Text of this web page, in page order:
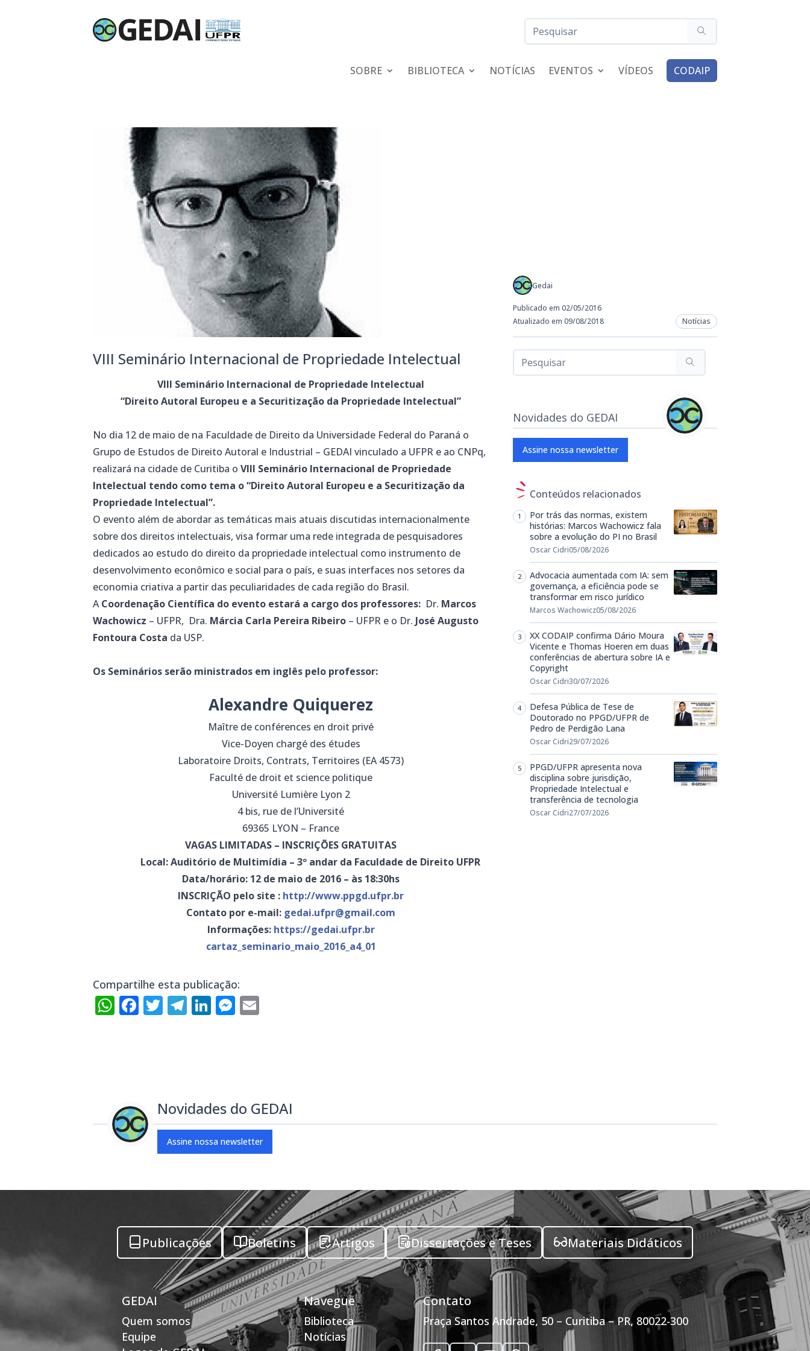
SOBRE BIBLIOTECA NOTÍCIAS EVENTOS VÍDEOS CODAIP
VIII Seminário Internacional de Propriedade Intelectual
VIII Seminário Internacional de Propriedade Intelectual
“Direito Autoral Europeu e a Securitização da Propriedade Intelectual”
No dia 12 de maio de na Faculdade de Direito da Universidade Federal do Paraná o
Grupo de Estudos de Direito Autoral e Industrial – GEDAI vinculado a UFPR e ao CNPq,
realizará na cidade de Curitiba oVIII Seminário Internacional de Propriedade
Intelectual tendo como tema o “Direito Autoral Europeu e a Securitização da
Propriedade Intelectual”.
O evento além de abordar as temáticas mais atuais discutidas internacionalmente
sobre dos direitos intelectuais, visa formar uma rede integrada de pesquisadores
dedicados ao estudo do direito da propriedade intelectual como instrumento de
desenvolvimento econômico e social para o país, e suas interfaces nos setores da
economia criativa a partir das peculiaridades de cada região do Brasil.
ACoordenação Científica do evento estará a cargo dos professores: Dr. Marcos
Wachowicz – UFPR, Dra. Márcia Carla Pereira Ribeiro – UFPR e o Dr. José Augusto
Fontoura Costa da USP.
Os Seminários serão ministrados em inglês pelo professor:
Alexandre Quiquerez
Maître de conférences en droit privé
Vice-Doyen chargé des études
Laboratoire Droits, Contrats, Territoires (EA 4573)
Faculté de droit et science politique
Université Lumière Lyon 2
4 bis, rue de l’Université
69365 LYON – France
VAGAS LIMITADAS – INSCRIÇÕES GRATUITAS
Local: Auditório de Multimídia – 3º andar da Faculdade de Direito UFPR
Data/horário: 12 de maio de 2016 – às 18:30hs
INSCRIÇÃO pelo site : http://www.ppgd.ufpr.br
Contato por e-mail: gedai.ufpr@gmail.com
Informações: https://gedai.ufpr.br
cartaz_seminario_maio_2016_a4_01
Compartilhe esta publicação:
WhatsApp
Facebook
Twitter
Telegram
LinkedIn
Messenger
Gedai
Publicado em 02/05/2016
Atualizado em 09/08/2018
Notícias
Novidades do GEDAI
Assine nossa newsletter
Conteúdos relacionados
Por trás das normas, existem
histórias: Marcos Wachowicz fala
sobre a evolução do PI no Brasil
Oscar Cidri05/08/2026
Advocacia aumentada com IA: sem
governança, a eficiência pode se
transformar em risco jurídico
Marcos Wachowicz05/08/2026
XX CODAIP confirma Dário Moura
Vicente e Thomas Hoeren em duas
conferências de abertura sobre IA e
Copyright
Oscar Cidri30/07/2026
Defesa Pública de Tese de
Doutorado no PPGD/UFPR de
Pedro de Perdigão Lana
Oscar Cidri29/07/2026
PPGD/UFPR apresenta nova
disciplina sobre jurisdição,
Propriedade Intelectual e
transferência de tecnologia
Oscar Cidri27/07/2026
Novidades do GEDAI
Assine nossa newsletter
Publicações Boletins Artigos Dissertações e Teses Materiais Didáticos
GEDAI
Quem somos
Equipe
Navegue
Biblioteca
Notícias
Contato
Praça Santos Andrade, 50 – Curitiba – PR, 80022-300